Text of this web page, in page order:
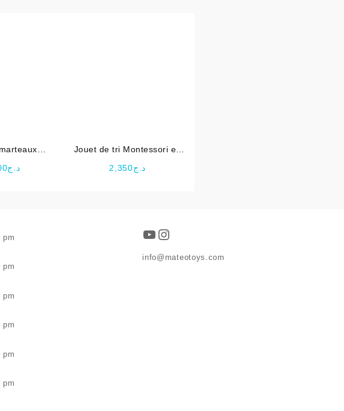
د.ج
Jouet de tri Montessori en
د.ج2,350
pm
pm
pm
pm
pm
pm
YouTube
Instagram
info@mateotoys.com